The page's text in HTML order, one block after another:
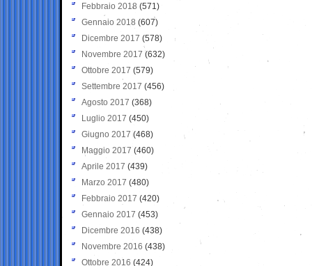
Febbraio 2018 (571)
Gennaio 2018 (607)
Dicembre 2017 (578)
Novembre 2017 (632)
Ottobre 2017 (579)
Settembre 2017 (456)
Agosto 2017 (368)
Luglio 2017 (450)
Giugno 2017 (468)
Maggio 2017 (460)
Aprile 2017 (439)
Marzo 2017 (480)
Febbraio 2017 (420)
Gennaio 2017 (453)
Dicembre 2016 (438)
Novembre 2016 (438)
Ottobre 2016 (424)